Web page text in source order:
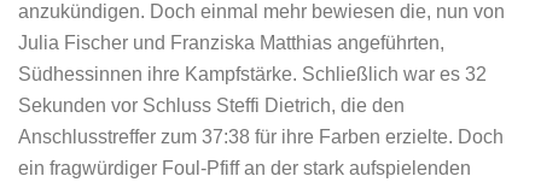
anzukündigen. Doch einmal mehr bewiesen die, nun von
Julia Fischer und Franziska Matthias angeführten,
Südhessinnen ihre Kampfstärke. Schließlich war es 32
Sekunden vor Schluss Steffi Dietrich, die den
Anschlusstreffer zum 37:38 für ihre Farben erzielte. Doch
ein fragwürdiger Foul-Pfiff an der stark aufspielenden